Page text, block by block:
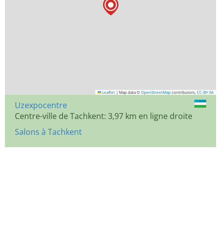
Leaflet | Map data © OpenStreetMap contributors, CC-BY-SA
Uzexpocentre
Centre-ville de Tachkent: 3,97 km en ligne droite
Salons à Tachkent